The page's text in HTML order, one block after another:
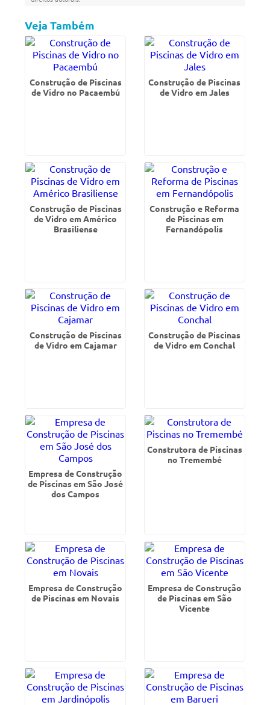
Veja Também
Construção de Piscinas
de Vidro no Pacaembú
Construção de Piscinas
de Vidro em Jales
Construção de Piscinas
de Vidro em Américo
Brasiliense
Construção e Reforma
de Piscinas em
Fernandópolis
Construção de Piscinas
de Vidro em Cajamar
Construção de Piscinas
de Vidro em Conchal
Empresa de Construção
de Piscinas em São José
dos Campos
Construtora de Piscinas
no Tremembé
Empresa de Construção
de Piscinas em Novais
Empresa de Construção
de Piscinas em São
Vicente